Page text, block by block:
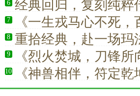
6 经典回归，复刻纯粹
7 《一生戎马心不死
8 重拾经典，赴一场玛
9
《烈火焚城，刀锋
力美学天花板》
10
《神兽相伴，符定
安心的归宿》